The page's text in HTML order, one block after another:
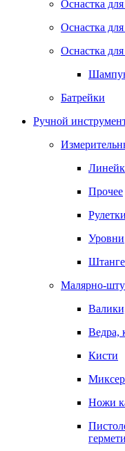
Оснастка
Оснастка
Оснастка
Батрейки
Ручной
Прочее
Рулетки
Уровни
Малярно-
Ведра,
Кисти
Ножи